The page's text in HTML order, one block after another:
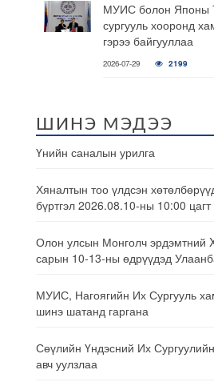
МУИС болон Японы
сургууль хооронд
гэрээ байгууллаа
2026-07-29 2199
ШИНЭ МЭДЭЭ
Үнийн саналын урилга
Хяналтын тоо үлдсэн
бүртгэл 2026.08.10-ны 10:00 цагт
Олон улсын Монголч эрдэмтний
сарын 10-13-ны өдрүүдэд
МУИС, Нагоягийн Их Сургууль
шинэ шатанд гаргана
Сөүлийн Үндэсний Их
авч уулзлаа